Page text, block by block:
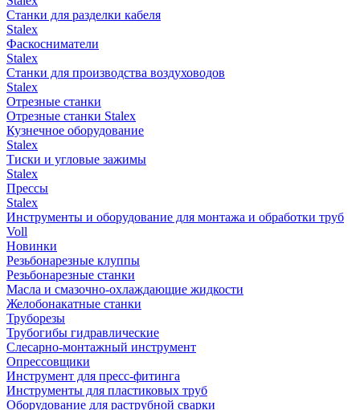
Станки для разделки кабеля
Stalex
Фаскосниматели
Stalex
Станки для производства воздуховодов
Stalex
Отрезные станки
Отрезные станки Stalex
Кузнечное оборудование
Stalex
Тиски и угловые зажимы
Stalex
Прессы
Stalex
Инструменты и оборудование для монтажа и обработки труб
Voll
Новинки
Резьбонарезные клуппы
Резьбонарезные станки
Масла и смазочно-охлаждающие жидкости
Желобонакатные станки
Труборезы
Трубогибы гидравлические
Слесарно-монтажный инструмент
Опрессовщики
Инструмент для пресс-фитинга
Инструменты для пластиковых труб
Оборудование для раструбной сварки